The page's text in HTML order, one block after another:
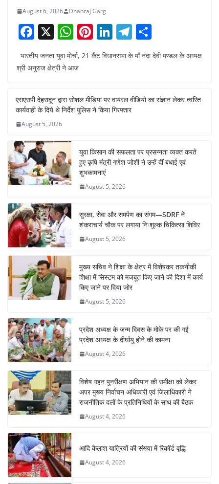
August 6, 2026 Dhanraj Garg
F
c
e
b
o
o
k
X W
h
at
A
p
Pi
nt
er
st
Li
k
dI
n
T
el
e
a
h
ar
भारतीय जनता युवा मोर्चा, 21 कैंट विधानसभा के माँ नंदा देवी मण्डल के अध्यक्ष
श्री अनुराज क्षेत्री ने आज
एसएसपी देहरादून द्वारा सोशल मीडिया पर वायरल वीडियो का संज्ञान लेकर त्वरित
कार्यवाही के दिये थे निर्देश पुलिस ने किया गिरफ्तार
August 5, 2026
युवा किसान की सफलता पर प्रसन्नता व्यक्त करते
हुए कृषि मंत्री गणेश जोशी ने उन्हें दीं बधाई एवं
शुभकामनाएं
August 5, 2026
सुरक्षा, सेवा और समर्पण का संगम—SDRF ने
शंकराचार्य चौक पर लगाया निःशुल्क चिकित्सा शिविर
August 5, 2026
मुख्य सचिव ने शिक्षा के क्षेत्र में विशेषकर तकनीकी
शिक्षा में सिस्टम को मजबूत किए जाने की दिशा में कार्य
किए जाने पर दिया जोर
August 5, 2026
प्रदेश अध्यक्ष के जन्म दिवस के मोके पर की गई
प्रदेश अध्यक्ष के दीर्घायु होने की कामना
August 4, 2026
विशेष गहन पुनरीक्षण अभियान की समीक्षा को लेकर
अपर मुख्य निर्वाचन अधिकारी एवं जिलाधिकारी ने
राजनीतिक दलों के प्रतिनिधियों के साथ की बैठक
August 4, 2026
आदि कैलाश यात्रियों की संख्या में रिकॉर्ड वृद्धि
August 4, 2026